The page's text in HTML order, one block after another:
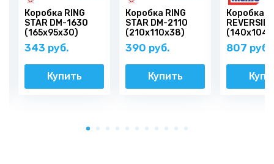
Коробка RING
STAR DM-1630
(165х95х30)
343 руб.
Купить
Коробка RING
STAR DM-2110
(210х110х38)
390 руб.
Купить
Коробка
807 руб.